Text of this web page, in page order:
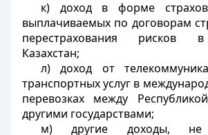
к) доход в форме
выплачиваемых по договорам
перестрахования рисков
Казахстан;
л) доход от
транспортных услуг в
перевозках между
другими государствами;
м) другие доходы, не